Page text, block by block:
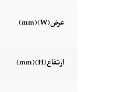
عرض(W)(mm)
ارتفاع(H)(mm)